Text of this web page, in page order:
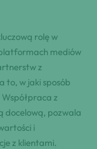
rolę w
mediów
z
to, w jaki sposób
z
docelową, pozwala
i
z klientami.